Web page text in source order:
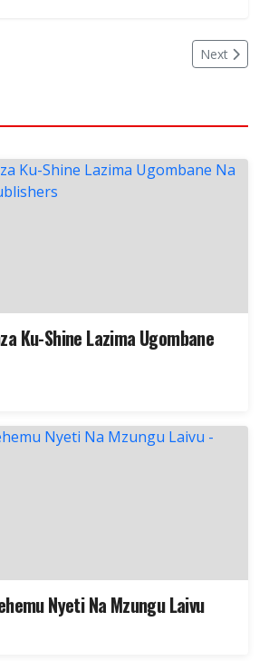
Next
Ku-Shine Lazima Ugombane
Nyeti Na Mzungu Laivu